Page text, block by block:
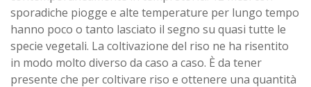
sporadiche piogge e alte temperature per lungo tempo
hanno poco o tanto lasciato il segno su quasi tutte le
specie vegetali. La coltivazione del riso ne ha risentito
in modo molto diverso da caso a caso. È da tener
presente che per coltivare riso e ottenere una quantità